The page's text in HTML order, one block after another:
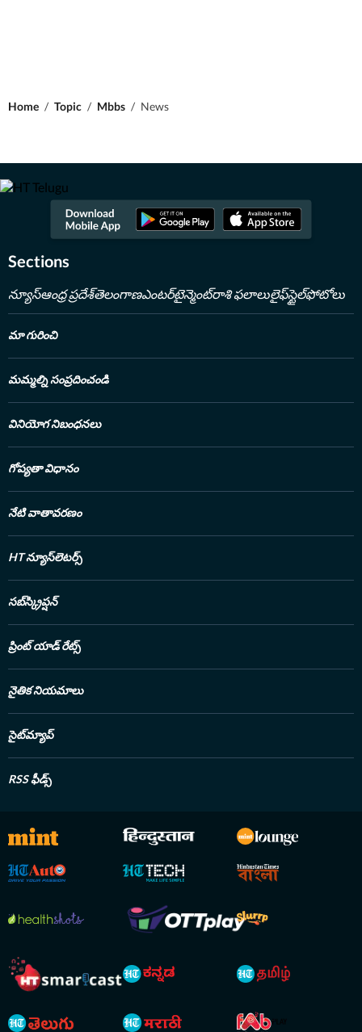
Home / Topic / Mbbs / News
Sections
న్యూస్ఆంధ్ర ప్రదేశ్తెలంగాణఎంటర్‌టైన్మెంట్రాశి ఫలాలులైఫ్‌స్టైల్ఫోటోలు
మా గురించి
మమ్మల్ని సంప్రదించండి
వినియోగ నిబంధనలు
గోప్యతా విధానం
నేటి వాతావరణం
HT న్యూస్‌లెటర్స్
సబ్‌స్క్రిప్షన్
ప్రింట్ యాడ్ రేట్స్
నైతిక నియమాలు
సైట్‌మ్యాప్
RSS ఫీడ్స్